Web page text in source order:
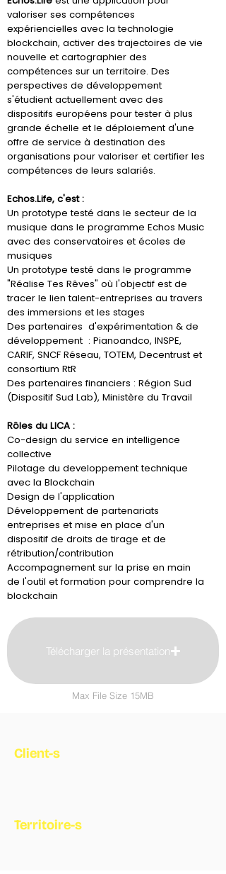
valoriser ses compétences
expériencielles avec la technologie
blockchain, activer des trajectoires de vie
nouvelle et cartographier des
compétences sur un territoire. Des
perspectives de développement
s'étudient actuellement avec des
dispositifs européens pour tester à plus
grande échelle et le déploiement d'une
offre de service à destination des
organisations pour valoriser et certifier les
compétences de leurs salariés.
Echos.Life, c'est :
Un prototype testé dans le secteur de la
musique dans le programme Echos Music
avec des conservatoires et écoles de
musiques
Un prototype testé dans le programme
"Réalise Tes Rêves" où l'objectif est de
tracer le lien talent-entreprises au travers
des immersions et les stages
Des partenaires d'expérimentation & de
développement : Pianoandco, INSPE,
CARIF, SNCF Réseau, TOTEM, Decentrust et
consortium RtR
Des partenaires financiers : Région Sud
(Dispositif Sud Lab), Ministère du Travail
Rôles du LICA :
Co-design du service en intelligence
collective
Pilotage du developpement technique
avec la Blockchain
Design de l'application
Développement de partenariats
entreprises et mise en place d'un
dispositif de droits de tirage et de
rétribution/contribution
Accompagnement sur la prise en main
de l'outil et formation pour comprendre la
blockchain
Télécharger la présentation
Max File Size 15MB
Client-s
Territoire-s